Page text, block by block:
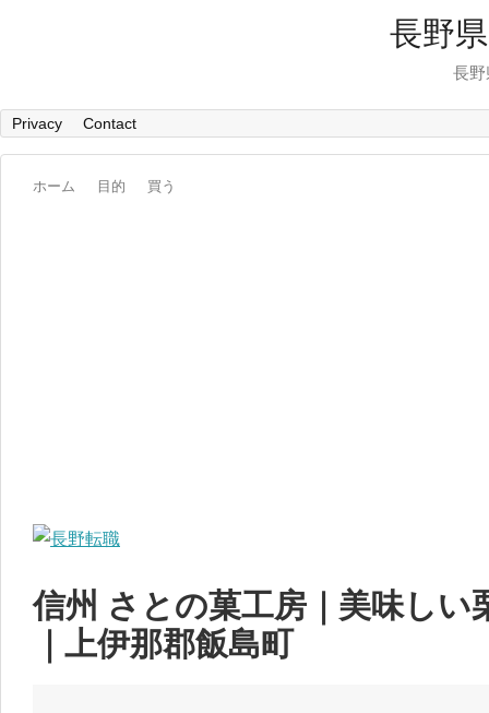
長野
長
Privacy Contact
ホーム 目的 買う
信州 さとの菓工房｜美味しい
｜上伊那郡飯島町